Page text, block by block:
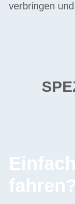
verbringen